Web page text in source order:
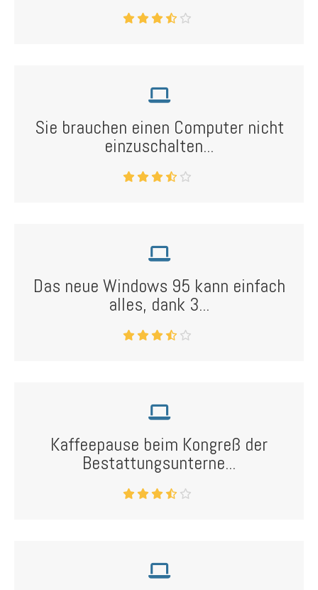
Sie brauchen einen Computer nicht
einzuschalten...
Das neue Windows 95 kann einfach
alles, dank 3...
Kaffeepause beim Kongreß der
Bestattungsunterne...